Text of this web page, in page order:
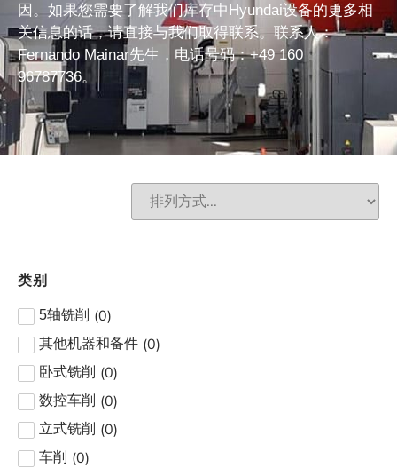
因。如果您需要了解我们库存中Hyundai设备的更多相
关信息的话，请直接与我们取得联系。联系人：
Fernando Mainar先生，电话号码：+49 160
96787736。
类别
5轴铣削 (0)
其他机器和备件 (0)
卧式铣削 (0)
数控车削 (0)
立式铣削 (0)
车削 (0)